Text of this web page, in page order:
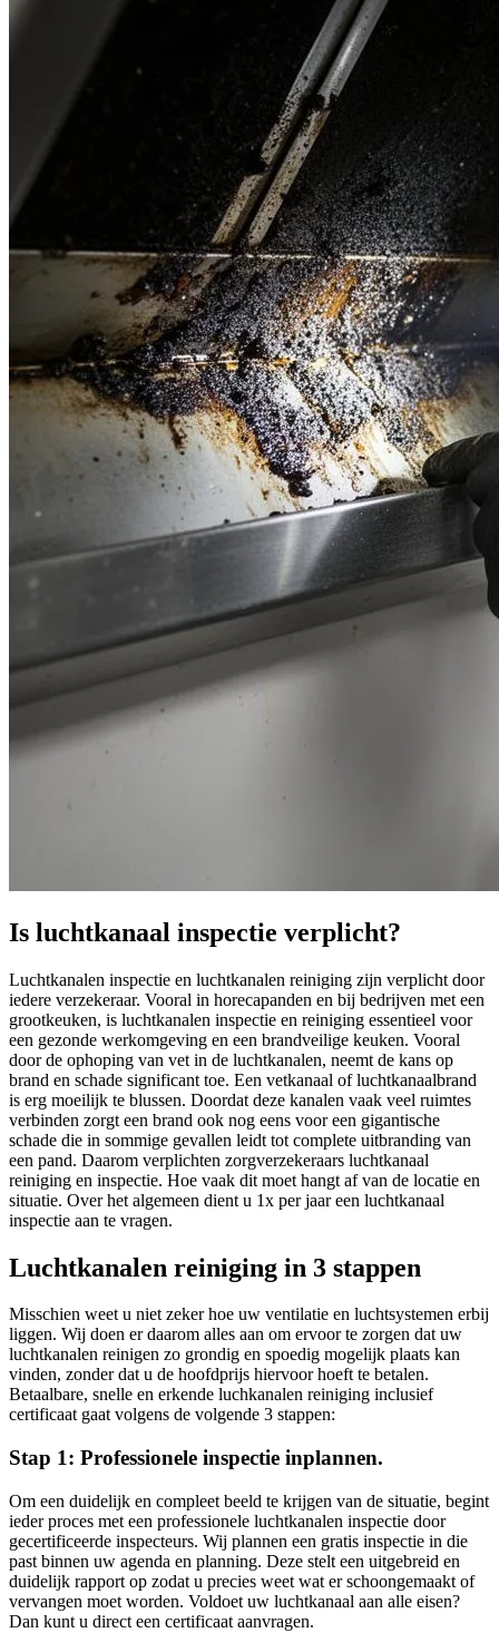
Is luchtkanaal inspectie verplicht?
Luchtkanalen inspectie en luchtkanalen reiniging zijn verplicht door
iedere verzekeraar. Vooral in horecapanden en bij bedrijven met een
grootkeuken, is luchtkanalen inspectie en reiniging essentieel voor
een gezonde werkomgeving en een brandveilige keuken. Vooral
door de ophoping van vet in de luchtkanalen, neemt de kans op
brand en schade significant toe. Een vetkanaal of luchtkanaalbrand
is erg moeilijk te blussen. Doordat deze kanalen vaak veel ruimtes
verbinden zorgt een brand ook nog eens voor een gigantische
schade die in sommige gevallen leidt tot complete uitbranding van
een pand. Daarom verplichten zorgverzekeraars luchtkanaal
reiniging en inspectie. Hoe vaak dit moet hangt af van de locatie en
situatie. Over het algemeen dient u 1x per jaar een luchtkanaal
inspectie aan te vragen.
Luchtkanalen reiniging in 3 stappen
Misschien weet u niet zeker hoe uw ventilatie en luchtsystemen erbij
liggen. Wij doen er daarom alles aan om ervoor te zorgen dat uw
luchtkanalen reinigen zo grondig en spoedig mogelijk plaats kan
vinden, zonder dat u de hoofdprijs hiervoor hoeft te betalen.
Betaalbare, snelle en erkende luchkanalen reiniging inclusief
certificaat gaat volgens de volgende 3 stappen:
Stap 1: Professionele inspectie inplannen.
Om een duidelijk en compleet beeld te krijgen van de situatie, begint
ieder proces met een professionele luchtkanalen inspectie door
gecertificeerde inspecteurs. Wij plannen een gratis inspectie in die
past binnen uw agenda en planning. Deze stelt een uitgebreid en
duidelijk rapport op zodat u precies weet wat er schoongemaakt of
vervangen moet worden. Voldoet uw luchtkanaal aan alle eisen?
Dan kunt u direct een certificaat aanvragen.